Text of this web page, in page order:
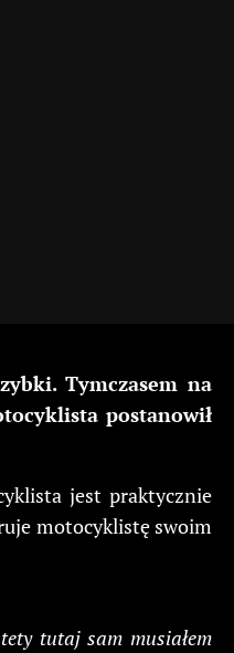
Tymczasem na
postanowił
jest praktycznie
motocyklistę swoim
tutaj sam musiałem